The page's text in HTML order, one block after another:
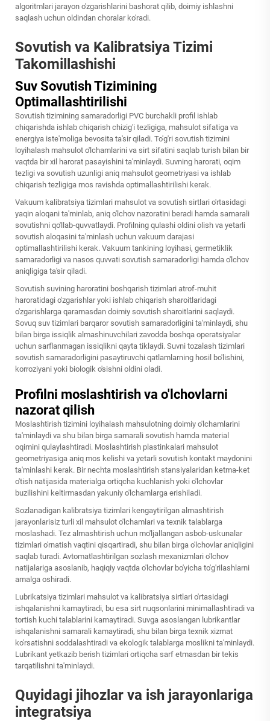
algoritmlari jarayon o'zgarishlarini bashorat qilib, doimiy ishlashni
saqlash uchun oldindan choralar ko'radi.
Sovutish va Kalibratsiya Tizimi
Takomillashishi
Suv Sovutish Tizimining
Optimallashtirilishi
Sovutish tizimining samaradorligi PVC burchakli profil ishlab
chiqarishda ishlab chiqarish chizig'i tezligiga, mahsulot sifatiga va
energiya iste'moliga bevosita ta'sir qiladi. To'g'ri sovutish tizimini
loyihalash mahsulot o'lchamlarini va sirt sifatini saqlab turish bilan bir
vaqtda bir xil harorat pasayishini ta'minlaydi. Suvning harorati, oqim
tezligi va sovutish uzunligi aniq mahsulot geometriyasi va ishlab
chiqarish tezligiga mos ravishda optimallashtirilishi kerak.
Vakuum kalibratsiya tizimlari mahsulot va sovutish sirtlari o'rtasidagi
yaqin aloqani ta'minlab, aniq o'lchov nazoratini beradi hamda samarali
sovutishni qo'llab-quvvatlaydi. Profilning qulashi oldini olish va yetarli
sovutish aloqasini ta'minlash uchun vakuum darajasi
optimallashtirilishi kerak. Vakuum tankining loyihasi, germetiklik
samaradorligi va nasos quvvati sovutish samaradorligi hamda o'lchov
aniqligiga ta'sir qiladi.
Sovutish suvining haroratini boshqarish tizimlari atrof-muhit
haroratidagi o'zgarishlar yoki ishlab chiqarish sharoitlaridagi
o'zgarishlarga qaramasdan doimiy sovutish sharoitlarini saqlaydi.
Sovuq suv tizimlari barqaror sovutish samaradorligini ta'minlaydi, shu
bilan birga issiqlik almashinuvchilari zavodda boshqa operatsiyalar
uchun sarflanmagan issiqlikni qayta tiklaydi. Suvni tozalash tizimlari
sovutish samaradorligini pasaytiruvchi qatlamlarning hosil bo'lishini,
korroziyani yoki biologik o'sishni oldini oladi.
Profilni moslashtirish va o'lchovlarni
nazorat qilish
Moslashtirish tizimini loyihalash mahsulotning doimiy o'lchamlarini
ta'minlaydi va shu bilan birga samarali sovutish hamda material
oqimini qulaylashtiradi. Moslashtirish plastinkalari mahsulot
geometriyasiga aniq mos kelishi va yetarli sovutish kontakt maydonini
ta'minlashi kerak. Bir nechta moslashtirish stansiyalaridan ketma-ket
o'tish natijasida materialga ortiqcha kuchlanish yoki o'lchovlar
buzilishini keltirmasdan yakuniy o'lchamlarga erishiladi.
Sozlanadigan kalibratsiya tizimlari kengaytirilgan almashtirish
jarayonlarisiz turli xil mahsulot o'lchamlari va texnik talablarga
moslashadi. Tez almashtirish uchun mo'ljallangan asbob-uskunalar
tizimlari o'rnatish vaqtini qisqartiradi, shu bilan birga o'lchovlar aniqligini
saqlab turadi. Avtomatlashtirilgan sozlash mexanizmlari o'lchov
natijalariga asoslanib, haqiqiy vaqtda o'lchovlar bo'yicha to'g'rilashlarni
amalga oshiradi.
Lubrikatsiya tizimlari mahsulot va kalibratsiya sirtlari o'rtasidagi
ishqalanishni kamaytiradi, bu esa sirt nuqsonlarini minimallashtiradi va
tortish kuchi talablarini kamaytiradi. Suvga asoslangan lubrikantlar
ishqalanishni samarali kamaytiradi, shu bilan birga texnik xizmat
ko'rsatishni soddalashtiradi va ekologik talablarga moslikni ta'minlaydi.
Lubrikant yetkazib berish tizimlari ortiqcha sarf etmasdan bir tekis
tarqatilishni ta'minlaydi.
Quyidagi jihozlar va ish jarayonlariga
integratsiya